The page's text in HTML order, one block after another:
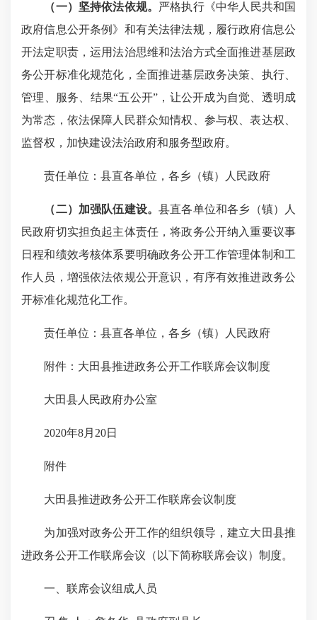
（一）坚持依法依规。 严格执行《中华人民共和国
政府信息公开条例》和有关法律法规，履行政府信息公
开法定职责，运用法治思维和法治方式全面推进基层政
务公开标准化规范化，全面推进基层政务决策、执行、
管理、服务、结果“五公开”，让公开成为自觉、透明成
为常态，依法保障人民群众知情权、参与权、表达权、
监督权，加快建设法治政府和服务型政府。
责任单位：县直各单位，各乡（镇）人民政府
（二）加强队伍建设。县直各单位和各乡（镇）人
民政府切实担负起主体责任，将政务公开纳入重要议事
日程和绩效考核体系要明确政务公开工作管理体制和工
作人员，增强依法依规公开意识，有序有效推进政务公
开标准化规范化工作。
责任单位：县直各单位，各乡（镇）人民政府
附件：大田县推进政务公开工作联席会议制度
大田县人民政府办公室
2020年8月20日
附件
大田县推进政务公开工作联席会议制度
为加强对政务公开工作的组织领导，建立大田县推
进政务公开工作联席会议（以下简称联席会议）制度。
一、联席会议组成人员